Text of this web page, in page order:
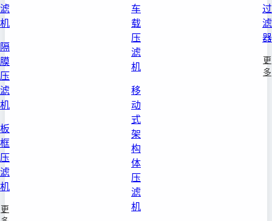
滤
机
隔
膜
压
滤
机
板
框
压
滤
机
更
车
载
压
滤
机
移
动
式
架
构
体
压
滤
机
过
滤
器
更
多